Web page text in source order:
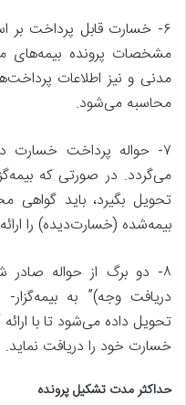
۶- خسارت قابل پرداخت بر
مشخصات پرونده بیمه‌های
مدنی و نیز اطلاعات
محاسبه می‌شود.
۷- حواله پرداخت
می‌گردد. در صورتی که
تحویل بگیرد، باید
بیمه‌شده (خسارت‌دیده) را
۸- دو برگ از حواله
دریافت وجه)” به
تحویل داده می‌شود تا با
خسارت خود را دریافت نماید.
حداکثر مدت تشکیل پرونده